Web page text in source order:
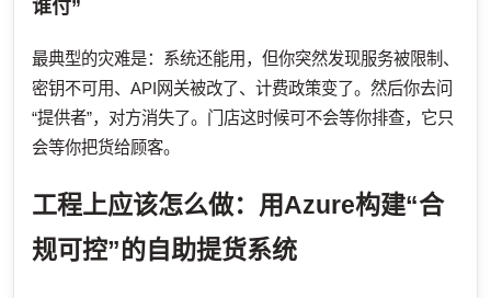
谁付”
最典型的灾难是：系统还能用，但你突然发现服务被限制、
密钥不可用、API网关被改了、计费政策变了。然后你去问
“提供者”，对方消失了。门店这时候可不会等你排查，它只
会等你把货给顾客。
工程上应该怎么做：用Azure构建“合
规可控”的自助提货系统